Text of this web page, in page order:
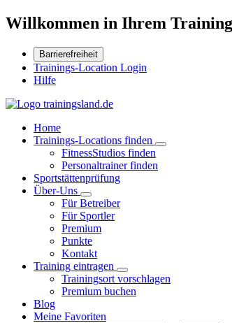
Willkommen in Ihrem
Barrierefreiheit
Trainings-Location Login
Hilfe
Home
Trainings-Locations finden
FitnessStudios finden
Personaltrainer finden
Sportstättenprüfung
Über-Uns
Für Betreiber
Für Sportler
Premium
Punkte
Kontakt
Training eintragen
Trainingsort vorschlagen
Premium buchen
Blog
Meine Favoriten